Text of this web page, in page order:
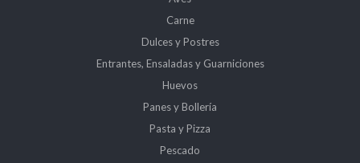
Carne
Dulces y Postres
Entrantes, Ensaladas y Guarniciones
Huevos
Panes y Bollería
Pasta y Pizza
Pescado